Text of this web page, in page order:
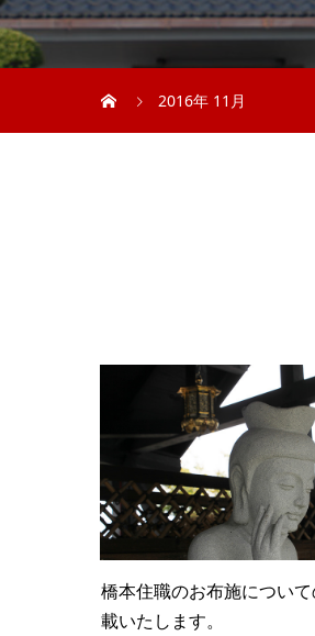
2016年 11月
橋本住職のお布施につい
載いたします。